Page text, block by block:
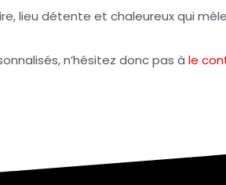
lieu détente et chaleureux qui
n’hésitez donc pas à le